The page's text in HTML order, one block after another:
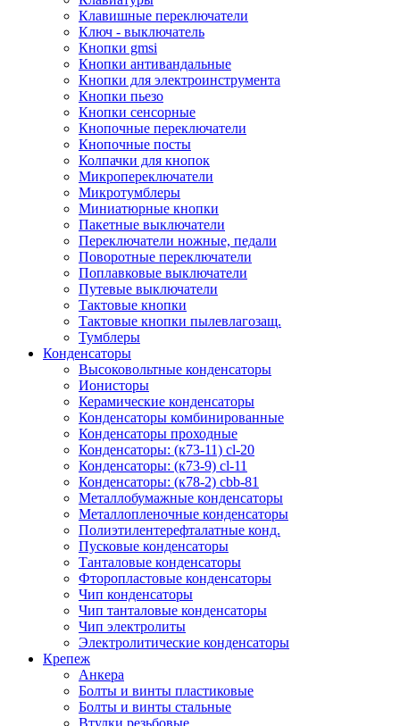
Клавишные переключатели
Ключ - выключатель
Кнопки gmsi
Кнопки антивандальные
Кнопки для электроинструмента
Кнопки пьезо
Кнопки сенсорные
Кнопочные переключатели
Кнопочные посты
Колпачки для кнопок
Микропереключатели
Микротумблеры
Миниатюрные кнопки
Пакетные выключатели
Переключатели ножные, педали
Поворотные переключатели
Поплавковые выключатели
Путевые выключатели
Тактовые кнопки
Тактовые кнопки пылевлагозащ.
Тумблеры
Конденсаторы
Высоковольтные конденсаторы
Ионисторы
Керамические конденсаторы
Конденсаторы комбинированные
Конденсаторы проходные
Конденсаторы: (к73-11) cl-20
Конденсаторы: (к73-9) cl-11
Конденсаторы: (к78-2) cbb-81
Металлобумажные конденсаторы
Металлопленочные конденсаторы
Полиэтилентерефталатные конд.
Пусковые конденсаторы
Танталовые конденсаторы
Фторопластовые конденсаторы
Чип конденсаторы
Чип танталовые конденсаторы
Чип электролиты
Электролитические конденсаторы
Крепеж
Анкера
Болты и винты пластиковые
Болты и винты стальные
Втулки резьбовые